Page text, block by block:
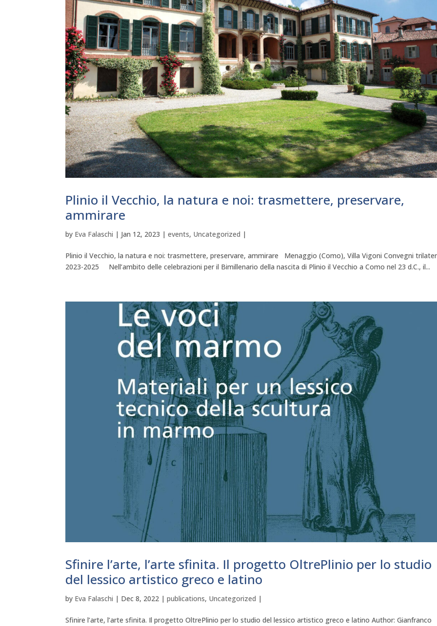
Plinio il Vecchio, la natura e noi: trasmettere, preservare,
ammirare
by Eva Falaschi | Jan 12, 2023 |events, Uncategorized |
Plinio il Vecchio, la natura e noi: trasmettere, preservare, ammirare Menaggio (Como), Villa Vigoni Convegni
2023-2025 Nell’ambito delle celebrazioni per il Bimillenario della nascita di Plinio il Vecchio a Como nel 23 d.C., il...
Sfinire l’arte, l’arte sfinita. Il progetto OltrePlinio per lo studio
del lessico artistico greco e latino
by Eva Falaschi | Dec 8, 2022 |publications, Uncategorized |
Sfinire l’arte, l’arte sfinita. Il progetto OltrePlinio per lo studio del lessico artistico greco e latino Author: Gianfranco